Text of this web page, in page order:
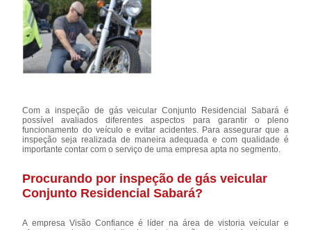
Com a inspeção de gás veicular Conjunto Residencial Sabará é
possível avaliados diferentes aspectos para garantir o pleno
funcionamento do veículo e evitar acidentes. Para assegurar que a
inspeção seja realizada de maneira adequada e com qualidade é
importante contar com o serviço de uma empresa apta no segmento.
Procurando por inspeção de gás veicular
Conjunto Residencial Sabará?
A empresa Visão Confiance é líder na área de vistoria veícular e